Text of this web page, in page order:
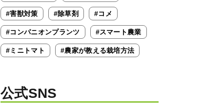
#害獣対策 #除草剤 #コメ
#コンパニオンプランツ #スマート農業
#ミニトマト #農家が教える栽培方法
公式SNS